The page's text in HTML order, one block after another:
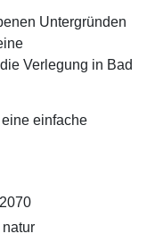
Untergründen
Verlegung in Bad
einfache